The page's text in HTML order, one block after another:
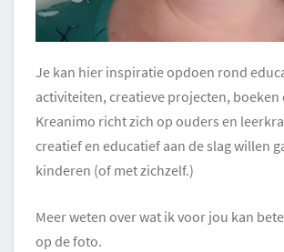
Je kan hier inspiratie opdoen rond
activiteiten, creatieve projecten, boeken
Kreanimo richt zich op ouders en
creatief en educatief aan de slag willen
kinderen (of met zichzelf.)
Meer weten over wat ik voor jou kan
op de foto.